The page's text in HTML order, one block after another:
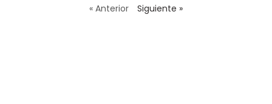
« Anterior Siguiente »